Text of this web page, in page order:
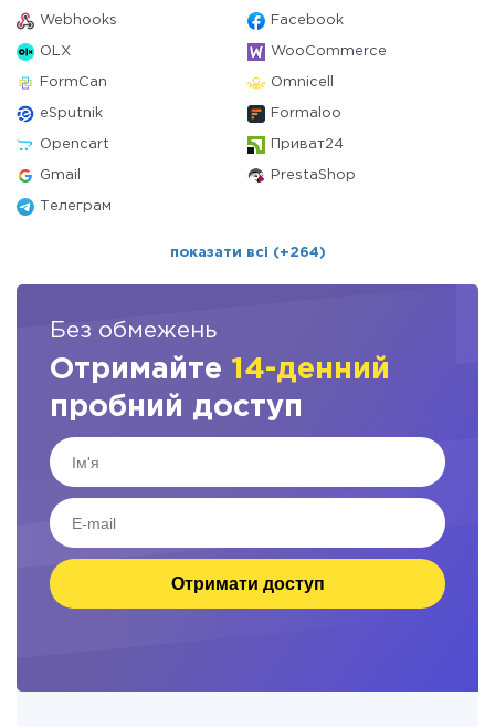
Webhooks Facebook
OLX WooCommerce
FormCan Omnicell
eSputnik Formaloo
Opencart Приват24
Gmail PrestaShop
Телеграм
показати всі (+264)
Без обмежень
Отримайте 14-денний
пробний доступ
Отримати доступ